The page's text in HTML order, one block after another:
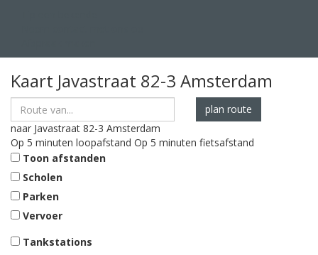
Kaart Javastraat 82-3 Amsterdam
plan route
naar Javastraat 82-3 Amsterdam
Op 5 minuten loopafstand Op 5 minuten fietsafstand
Toon afstanden
Scholen
Parken
Vervoer
Tankstations